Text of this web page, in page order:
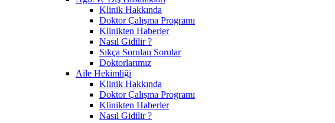
Klinik Hakkında
Doktor Çalışma Programı
Klinikten Haberler
Nasıl Gidilir ?
Sıkça Sorulan Sorular
Doktorlarımız
Aile Hekimliği
Klinik Hakkında
Doktor Çalışma Programı
Klinikten Haberler
Nasıl Gidilir ?